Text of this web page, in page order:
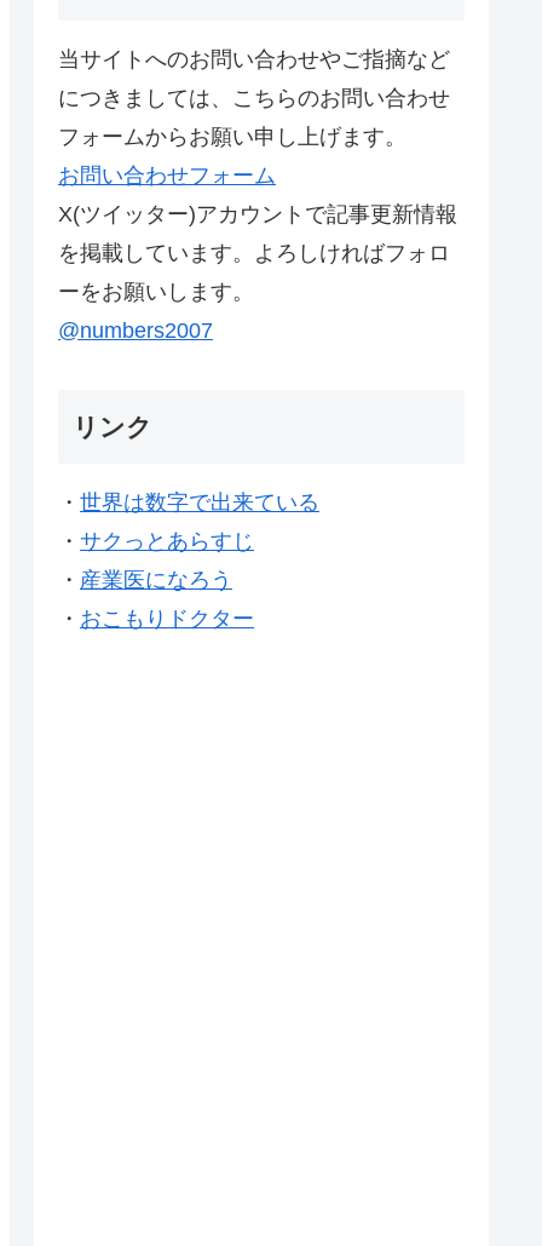
当サイトへのお問い合わせやご指摘など
につきましては、こちらのお問い合わせ
フォームからお願い申し上げます。
お問い合わせフォーム
X(ツイッター)アカウントで記事更新情報
を掲載しています。よろしければフォロ
ーをお願いします。
@numbers2007
リンク
・ 世界は数字で出来ている
・ サクっとあらすじ
・ 産業医になろう
・ おこもりドクター